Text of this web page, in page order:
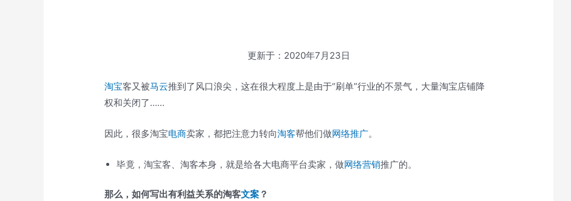
更新于：2020年7月23日
淘宝客又被马云推到了风口浪尖，这在很大程度上是由于“刷单”行业的不景气，大量淘宝店铺降
权和关闭了……
因此，很多淘宝电商卖家，都把注意力转向淘客帮他们做网络推广。
毕竟，淘宝客、淘客本身，就是给各大电商平台卖家，做网络营销推广的。
那么，如何写出有利益关系的淘客文案 ？